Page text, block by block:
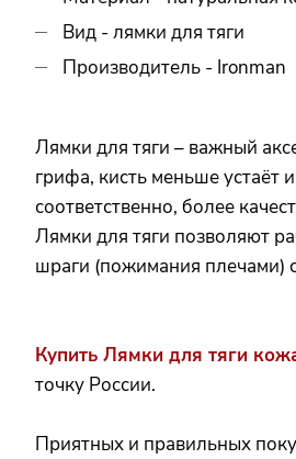
Вид - лямки для тяги
Производитель - Ironman
Лямки для тяги – важный
грифа, кисть меньше устаёт
соответственно, более
Лямки для тяги позволяют
шраги (пожимания плечами)
Купить Лямки для тяги
точку России.
Приятных и правильных